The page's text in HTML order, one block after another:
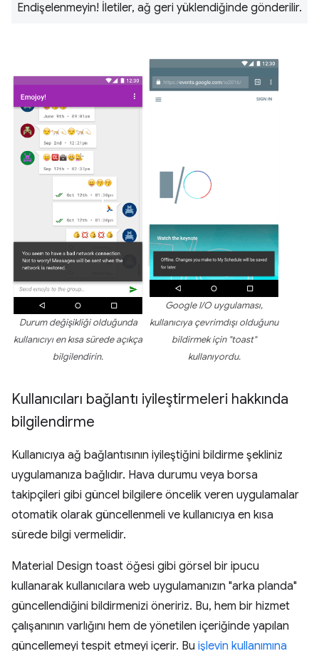
Endişelenmeyin! İletiler, ağ geri yüklendiğinde gönderilir.
Durum değişikliği olduğunda
kullanıcıyı en kısa sürede açıkça
bilgilendirin.
Google I/O uygulaması,
kullanıcıya çevrimdışı olduğunu
bildirmek için "toast"
kullanıyordu.
Kullanıcıları bağlantı iyileştirmeleri hakkında
bilgilendirme
Kullanıcıya ağ bağlantısının iyileştiğini bildirme şekliniz
uygulamanıza bağlıdır. Hava durumu veya borsa
takipçileri gibi güncel bilgilere öncelik veren uygulamalar
otomatik olarak güncellenmeli ve kullanıcıya en kısa
sürede bilgi vermelidir.
Material Design toast öğesi gibi görsel bir ipucu
kullanarak kullanıcılara web uygulamanızın "arka planda"
güncellendiğini bildirmenizi öneririz. Bu, hem bir hizmet
çalışanının varlığını hem de yönetilen içeriğinde yapılan
güncellemeyi tespit etmeyi içerir. Bu işlevin kullanımına